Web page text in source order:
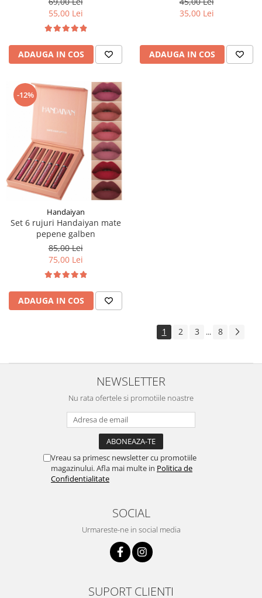
55,00 Lei
ADAUGA IN COS
35,00 Lei
ADAUGA IN COS
-12%
Handaiyan
Set 6 rujuri Handaiyan mate
pepene galben
85,00 Lei
75,00 Lei
ADAUGA IN COS
1 2 3 ... 8
NEWSLETTER
Nu rata ofertele si promotiile noastre
Vreau sa primesc newsletter cu promotiile
magazinului. Afla mai multe in Politica de
Confidentialitate
SOCIAL
Urmareste-ne in social media
SUPORT CLIENTI